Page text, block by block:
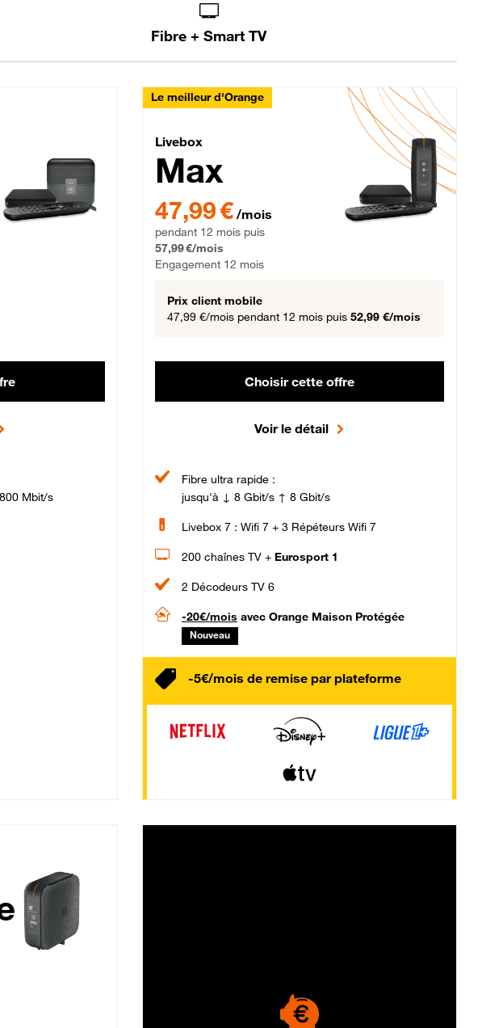
Fibre + Smart TV
Fibre
42,99 € par mois, Engagement 12 mois
Mbit/s
Le meilleur d'Orange
Livebox Max Fibre
Livebox
Max
47,99 € par mois pendant 12 mois puis 57,99 € par mois,
47,99 € /mois
pendant 12 mois puis
57,99 €/mois
Engagement 12 mois
Prix client mobile
47,99 €/mois pendant 12 mois puis 52,99 €/mois
Choisir cette offre
Voir le détail
Fibre ultra rapide :
jusqu'à ↓ 8 Gbit/s ↑ 8 Gbit/s
Livebox 7 : Wifi 7 + 3 Répéteurs Wifi 7
200 chaînes TV + Eurosport 1
2 Décodeurs TV 6
-20€/mois avec Orange Maison Protégée
Nouveau
-5€/mois de remise par plateforme